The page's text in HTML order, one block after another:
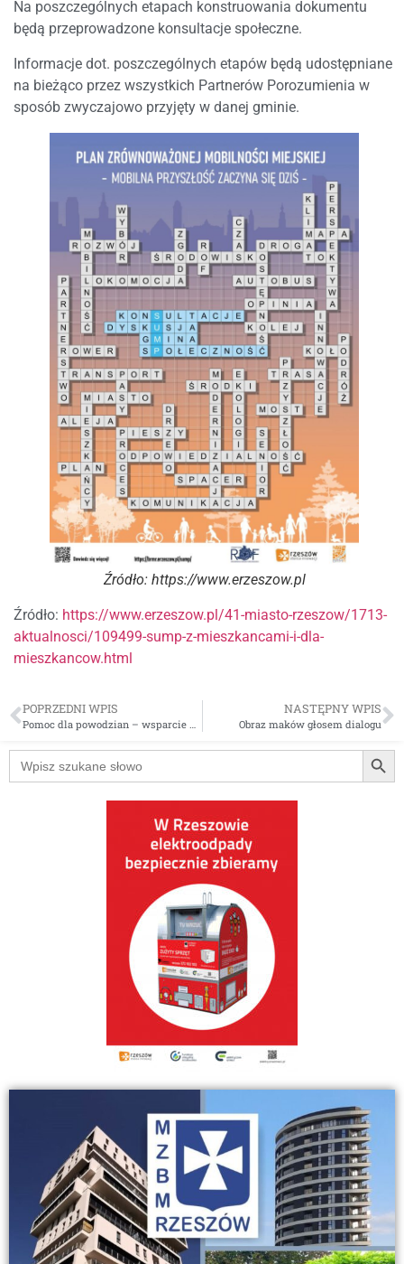
Na poszczególnych etapach konstruowania dokumentu
będą przeprowadzone konsultacje społeczne.
Informacje dot. poszczególnych etapów będą udostępniane
na bieżąco przez wszystkich Partnerów Porozumienia w
sposób zwyczajowo przyjęty w danej gminie.
Źródło: https://www.erzeszow.pl
Źródło: https://www.erzeszow.pl/41-miasto-rzeszow/1713-
aktualnosci/109499-sump-z-mieszkancami-i-dla-
mieszkancow.html
POPRZEDNI WPIS
Pomoc dla powodzian – wsparcie Miejskiego Zarządu Budynków Mieszkalnych Sp. z o.o. w Rzeszowie
NASTĘPNY WPIS
Obraz maków głosem dialogu
Search
for: